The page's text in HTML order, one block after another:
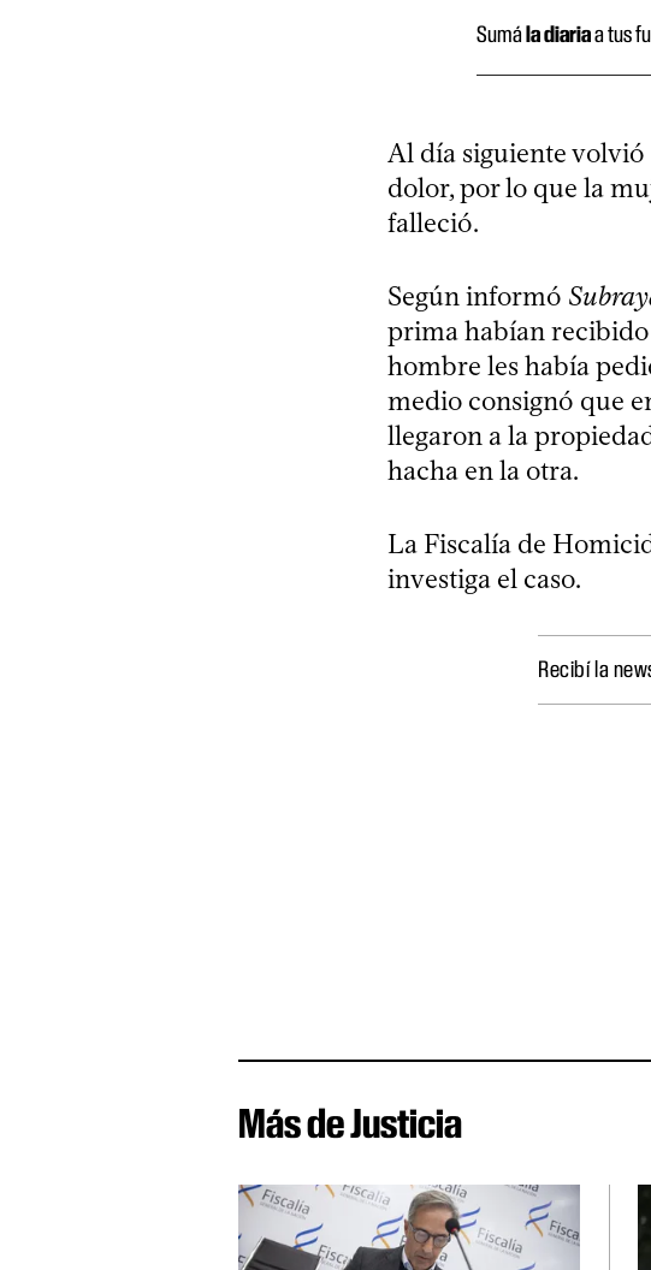
Sumála diariaa tus
Al día siguiente volvió
dolor, por lo que la
falleció.
Según informó
prima habían recibido
hombre les había
medio consignó que
llegaron a la
hacha en la otra.
La Fiscalía de
investiga el caso.
Recibí la
Más de Justicia